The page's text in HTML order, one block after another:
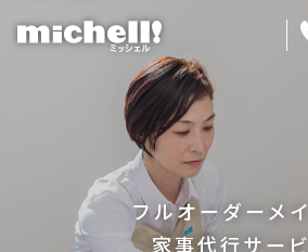
フルオーダーメ
家事代行サー